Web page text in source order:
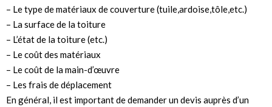
– Le type de matériaux de couverture (tuile,ardoise,tôle,etc.)
– La surface de la toiture
– L’état de la toiture (etc.)
– Le coût des matériaux
– Le coût de la main-d’œuvre
– Les frais de déplacement
En général, il est important de demander un devis auprès d’un